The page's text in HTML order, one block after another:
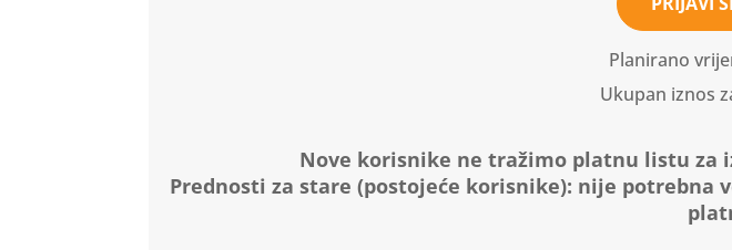
Planirano
Ukupan iznos
Nove korisnike ne tražimo platnu listu za
Prednosti za stare (postojeće korisnike): nije potrebna